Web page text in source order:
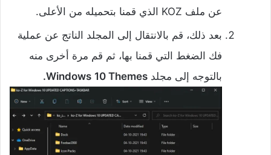
عن ملف KOZ الذي قمنا بتحميله من الأعلى.
بعد ذلك، قم بالانتقال إلى المجلد الناتج عن عملية
فك الضغط التي قمنا بها، ثم قم مرة أخرى منه
بالتوجه إلى مجلد
Windows 10 Themes.